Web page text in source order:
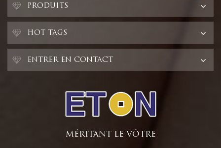
PRODUITS
HOT TAGS
ENTRER EN CONTACT
MÉRITANT LE VÔTRE